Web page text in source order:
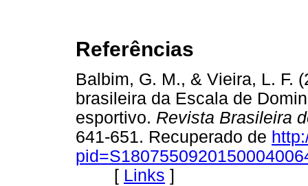
Referências
Balbim, G. M., & Vieira, L. F.
brasileira da Escala de
esportivo. Revista Brasileira
641-651. Recuperado de
[ Links ]